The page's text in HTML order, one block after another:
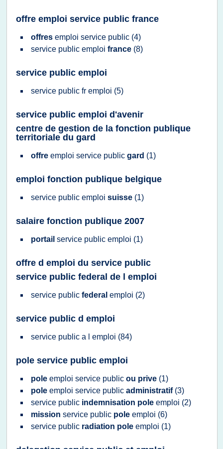
offre emploi service public france
offres emploi service public (4)
service public emploi france (8)
service public emploi
service public fr emploi (5)
service public emploi d'avenir
centre de gestion de la fonction publique
territoriale du gard
offre emploi service public gard (1)
emploi fonction publique belgique
service public emploi suisse (1)
salaire fonction publique 2007
portail service public emploi (1)
offre d emploi du service public
service public federal de l emploi
service public federal emploi (2)
service public d emploi
service public a l emploi (84)
pole service public emploi
pole emploi service public ou prive (1)
pole emploi service public administratif (3)
service public indemnisation pole emploi (2)
mission service public pole emploi (6)
service public radiation pole emploi (1)